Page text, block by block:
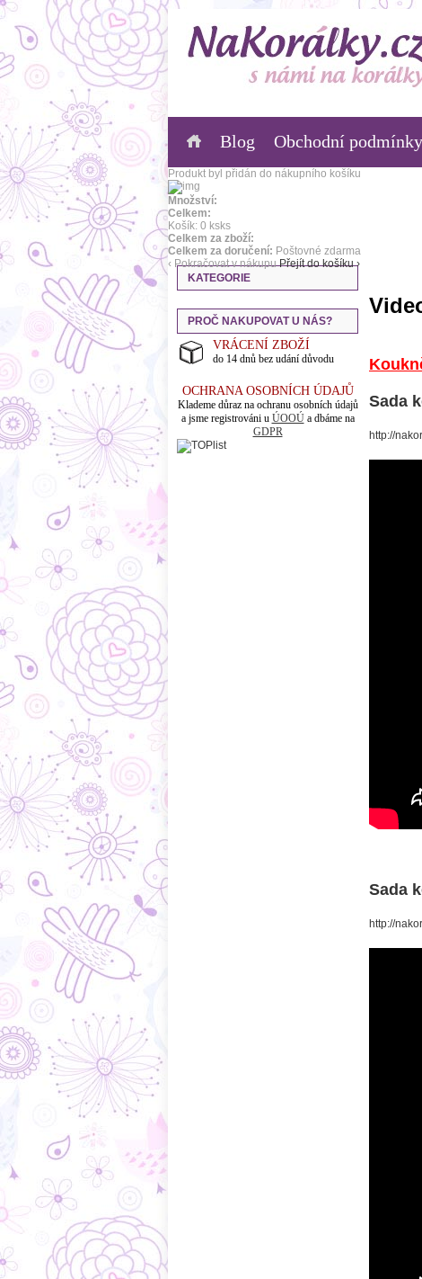
Blog Obchodní podmínky
Produkt byl přidán do nákupního košíku
Množství:
Celkem:
Košík: 0 ksks
Celkem za zboží:
Celkem za doručení: Poštovné zdarma
‹ Pokračovat v nákupu Přejít do košíku ›
KATEGORIE
PROČ NAKUPOVAT U NÁS?
VRÁCENÍ ZBOŽÍ
do 14 dnů bez udání důvodu
OCHRANA OSOBNÍCH ÚDAJŮ
Klademe důraz na ochranu osobních údajů
a jsme registrováni u ÚOOÚa dbáme na
GDPR
Sada
http://
Sada
http://